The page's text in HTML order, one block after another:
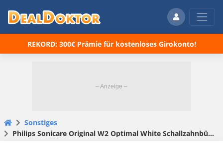
REKORD: 300€ Prämie für kostenloses Girokonto!
Sonstiges
Philips Sonicare Original W2 Optimal White Schallzahnbürstenköpfe – 8er-Pack in Schwarz für 19,99€ (statt 25€)